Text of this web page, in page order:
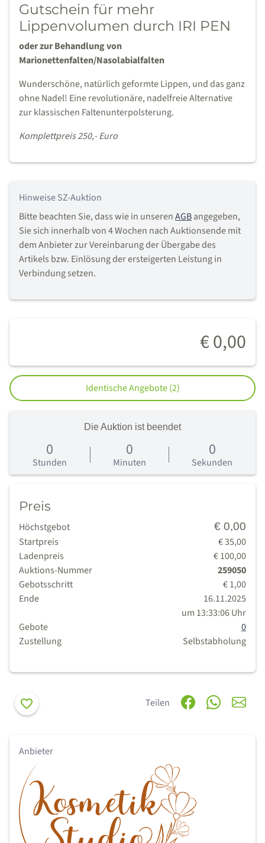
€ 0,00
Identische Angebote (2)
Die Auktion ist beendet
0
Stunden
0
Minuten
0
Sekunden
Preis
Höchstgebot € 0,00
Startpreis
€ 35,00
Ladenpreis
€ 100,00
Auktions-Nummer
259050
Gebotsschritt
€ 1,00
Ende
16.11.2025
um 13:33:06 Uhr
Gebote
0
Zustellung
Selbstabholung
Merken Teilen
Gutschein für mehr
Lippenvolumen durch IRI PEN
oder zur Behandlung von
Marionettenfalten/Nasolabialfalten
Wunderschöne, natürlich geformte Lippen, und das ganz
ohne Nadel! Eine revolutionäre, nadelfreie Alternative
zur klassischen Faltenunterpolsterung.
Komplettpreis 250,- Euro
Hinweise SZ-Auktion
Bitte beachten Sie, dass wie in unserenAGBangegeben,
Sie sich innerhalb von 4 Wochen nach Auktionsende mit
dem Anbieter zur Vereinbarung der Übergabe des
Artikels bzw. Einlösung der ersteigerten Leistung in
Verbindung setzen.
Anbieter